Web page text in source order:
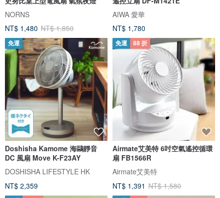
NORNS
NT$ 1,480 NT$ 1,850
AIWA 愛華
NT$ 1,780
免運
Doshisha Kamome 海鷗靜音
DC 風扇 Move K-F23AY
DOSHISHA LIFESTYLE HK
NT$ 2,359
免運 88 折
Airmate艾美特 6吋空氣遙控循環
扇 FB1566R
Airmate艾美特
NT$ 1,391 NT$ 1,580